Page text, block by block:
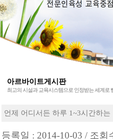
아르바이트게시판
최고의 시설과 교육시스템으로 인정받는 세계로
언제 어디서든 하루 1~3시간하
등록일 : 2014-10-03 / 조회